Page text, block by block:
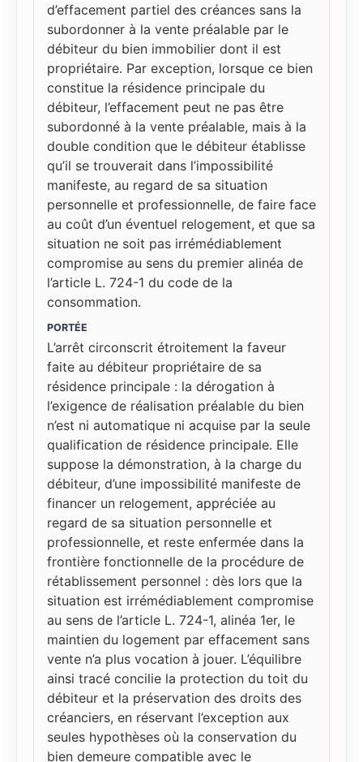
d’effacement partiel des créances sans la
subordonner à la vente préalable par le
débiteur du bien immobilier dont il est
propriétaire. Par exception, lorsque ce bien
constitue la résidence principale du
débiteur, l’effacement peut ne pas être
subordonné à la vente préalable, mais à la
double condition que le débiteur établisse
qu’il se trouverait dans l’impossibilité
manifeste, au regard de sa situation
personnelle et professionnelle, de faire face
au coût d’un éventuel relogement, et que sa
situation ne soit pas irrémédiablement
compromise au sens du premier alinéa de
l’article L. 724-1 du code de la
consommation.
PORTÉE
L’arrêt circonscrit étroitement la faveur
faite au débiteur propriétaire de sa
résidence principale : la dérogation à
l’exigence de réalisation préalable du bien
n’est ni automatique ni acquise par la seule
qualification de résidence principale. Elle
suppose la démonstration, à la charge du
débiteur, d’une impossibilité manifeste de
financer un relogement, appréciée au
regard de sa situation personnelle et
professionnelle, et reste enfermée dans la
frontière fonctionnelle de la procédure de
rétablissement personnel : dès lors que la
situation est irrémédiablement compromise
au sens de l’article L. 724-1, alinéa 1er, le
maintien du logement par effacement sans
vente n’a plus vocation à jouer. L’équilibre
ainsi tracé concilie la protection du toit du
débiteur et la préservation des droits des
créanciers, en réservant l’exception aux
seules hypothèses où la conservation du
bien demeure compatible avec le